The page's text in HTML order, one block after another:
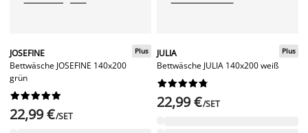
JOSEFINE
Bettwäsche JOSEFINE 140x200
grün
Plus






22,99 €/SET
JULIA
Bettwäsche JULIA 140x200 weiß
Plus






22,99 €/SET